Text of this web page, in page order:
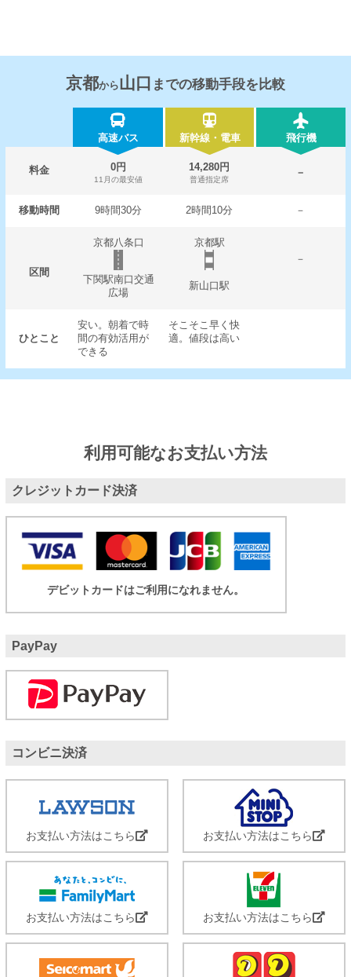
京都から山口 までの移動手段を比較
高速バス 新幹線・電車 飛行機
料金 0円
11月の最安値
14,280円
普通指定席
－
移動時間 9時間30分 2時間10分 －
区間
京都八条口
京都駅
－
下関駅南口交通
広場
新山口駅
ひとこと
安い。朝着で時
間の有効活用が
できる
そこそこ早く快
適。値段は高い
利用可能なお支払い方法
クレジットカード決済
デビットカードはご利用になれません。
PayPay
コンビニ決済
お支払い方法はこちら お支払い方法はこちら
お支払い方法はこちら お支払い方法はこちら